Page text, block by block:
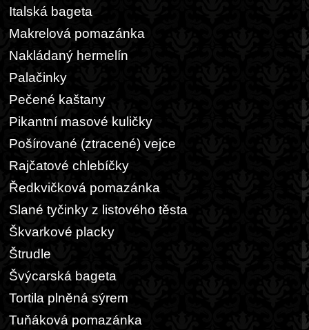
Italská bageta
Makrelová pomazánka
Nakládaný hermelín
Palačinky
Pečené kaštany
Pikantní masové kuličky
Pošírované (ztracené) vejce
Rajčatové chlebíčky
Ředkvičková pomazánka
Slané tyčinky z listového těsta
Škvarkové placky
Štrudle
Švýcarská bageta
Tortila plněná sýrem
Tuňáková pomazánka